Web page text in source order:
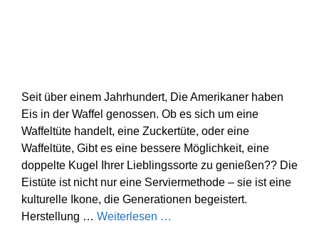
Seit über einem Jahrhundert, Die Amerikaner haben
Eis in der Waffel genossen. Ob es sich um eine
Waffeltüte handelt, eine Zuckertüte, oder eine
Waffeltüte, Gibt es eine bessere Möglichkeit, eine
doppelte Kugel Ihrer Lieblingssorte zu genießen?? Die
Eistüte ist nicht nur eine Serviermethode – sie ist eine
kulturelle Ikone, die Generationen begeistert.
Herstellung … Weiterlesen …